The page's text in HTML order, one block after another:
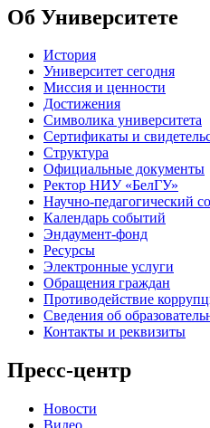
Об Университете
История
Университет сегодня
Миссия и ценности
Достижения
Символика университета
Сертификаты и
Структура
Официальные документы
Ректор НИУ «БелГУ»
Научно-педагогический
Календарь событий
Эндаумент-фонд
Ресурсы
Электронные услуги
Обращения граждан
Противодействие
Сведения об
Контакты и реквизиты
Пресс-центр
Новости